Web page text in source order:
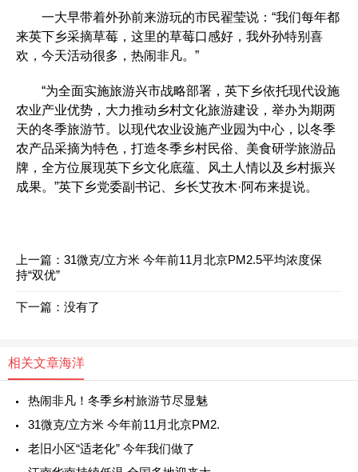
一大早带着外孙前来游玩的市民翟莹说：“我们每年都
来英下乡采摘草莓，这里的草莓口感好，我外孙特别喜
欢，今天活动很多，热闹非凡。”
“为全面实施旅游兴市战略部署，英下乡依托现代设施
农业产业优势，大力推动乡村文化旅游建设，举办为期两
天的冬季旅游节。以现代农业设施产业园为中心，以冬季
农产品采摘为特色，打造冬季乡村民俗、美食研学旅游品
牌，全方位展现英下乡文化底蕴、风土人情以及乡村振兴
成果。”英下乡党委副书记、乡长艾孜木·阿布来提说。
上一篇： 31微克/立方米 今年前11月北京PM2.5平均浓度保
持“双优”
下一篇：没有了
相关文章海洋
热闹非凡！冬季乡村旅游节尽显魅
31微克/立方米 今年前11月北京PM2.
老旧小区“适老化” 今年我们做了